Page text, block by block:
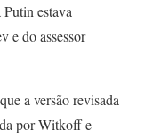
estava
e do assessor
a versão revisada
por Witkoff e